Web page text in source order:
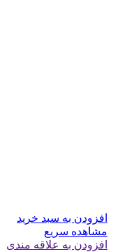
افزودن به سبد خرید
مشاهده سریع
افزودن به علاقه مندی